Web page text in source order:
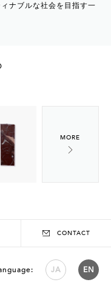
ナブルな社会を目指す一
CONTACT
JA EN